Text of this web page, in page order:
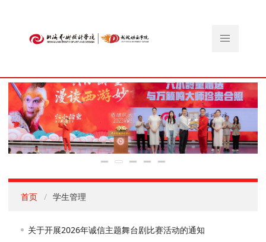
首页 学生管理
关于开展2026年诚信主题舞台剧比赛活动的通知